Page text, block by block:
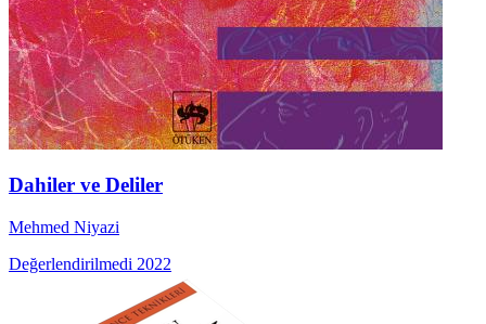
Dahiler ve Deliler
Mehmed Niyazi
Değerlendirilmedi 2022